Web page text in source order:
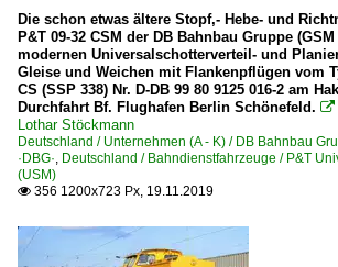
1 293 BR 293 · BR 710.9 DR V 100
2 249 BR 249 ·Vectron Dual
3 345 BR 345 DB Gleisbau
3 335 BR 335 ·Köf III·
6 143 BR 143 · DR 243
Bahnhöfe (A - E)
Bamberg
Basel Bad Bf
Die schon etwas ältere Stopf,- Hebe- und
P&T 09-32 CSM der DB Bahnbau Gruppe
modernen Universalschotterverteil- und
Gleise und Weichen mit Flankenpflügen vom
CS (SSP 338) Nr. D-DB 99 80 9125 016-2 am
Durchfahrt Bf. Flughafen Berlin Schönefeld. 
Lothar Stöckmann
Deutschland / Unternehmen (A - K) / DB Bahnbau
·DBG·, Deutschland / Bahndienstfahrzeuge / P&T
(USM)
 356 1200x723 Px, 19.11.2019